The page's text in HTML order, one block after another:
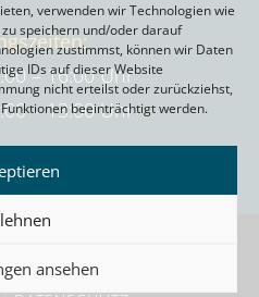
verwenden wir Technologien wie
speichern und/oder darauf
zustimmst, können wir Daten
IDs auf dieser Website
nicht erteilst oder zurückziehst,
beeinträchtigt werden.
ansehen
– 16:00 Uhr
– 13:00 Uhr